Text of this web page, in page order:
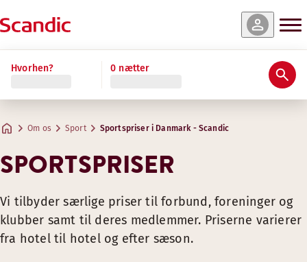
Hvorhen? 0 nætter
Om os Sport Sportspriser i Danmark - Scandic
SPORTSPRISER
Vi tilbyder særlige priser til forbund, foreninger og
klubber samt til deres medlemmer. Priserne varierer
fra hotel til hotel og efter sæson.